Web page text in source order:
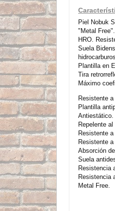
Piel Nobuk
"Metal
HRO.
Suela
Plantilla en
Tira
Máximo
Resistente a
Plantilla
Antiestático.
Repelente al
Resistente a
Resistente a
Absorción
Suela
Resistencia
Resistencia
Metal Free.